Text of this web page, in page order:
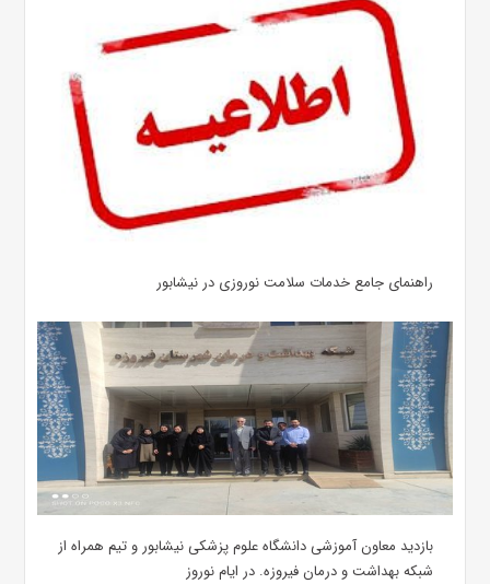
راهنمای جامع خدمات سلامت نوروزی در نیشابور
بازدید معاون آموزشی دانشگاه علوم پزشکی نیشابور و تیم همراه از
شبکه بهداشت و درمان فیروزه. در ایام نوروز